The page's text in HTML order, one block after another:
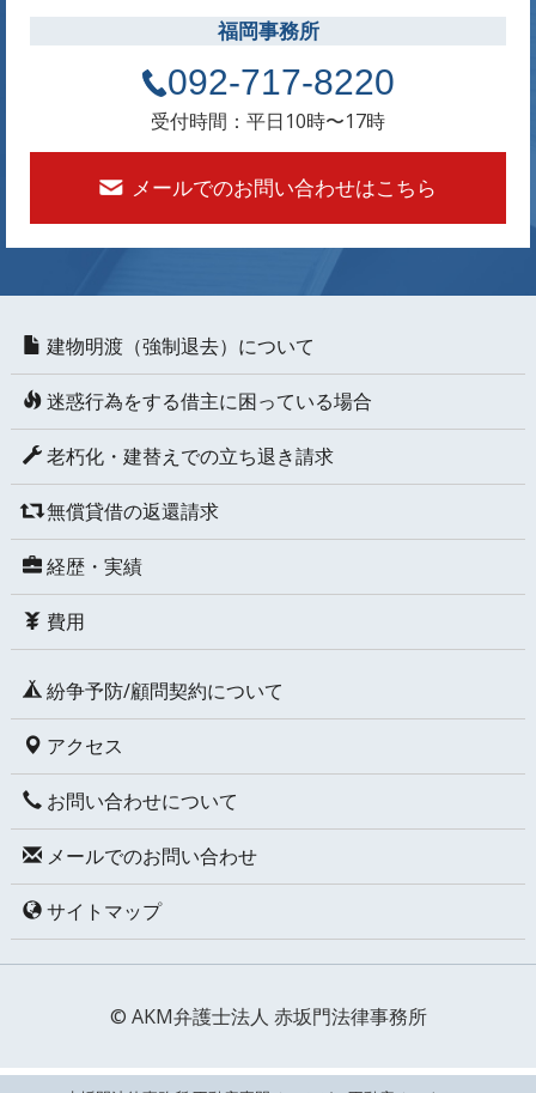
福岡事務所
092-717-8220
受付時間：平日10時〜17時
メールでのお問い合わせはこちら
建物明渡（強制退去）について
迷惑行為をする借主に困っている場合
老朽化・建替えでの立ち退き請求
無償貸借の返還請求
経歴・実績
費用
紛争予防/顧問契約について
アクセス
お問い合わせについて
メールでのお問い合わせ
サイトマップ
© AKM弁護士法人 赤坂門法律事務所